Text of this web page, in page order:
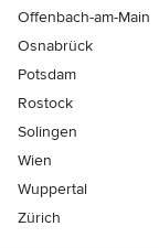
Offenbach-am-Main
Osnabrück
Potsdam
Rostock
Solingen
Wien
Wuppertal
Zürich